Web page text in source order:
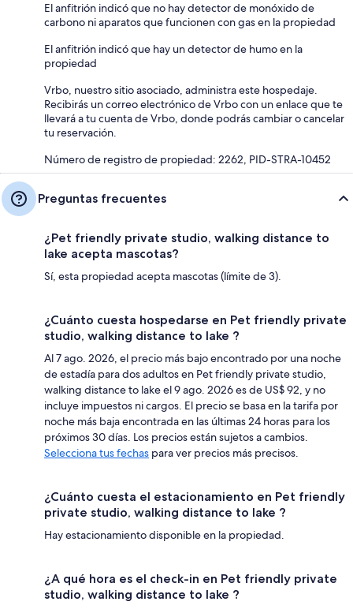
El anfitrión indicó que no hay detector de monóxido de
carbono ni aparatos que funcionen con gas en la propiedad
El anfitrión indicó que hay un detector de humo en la
propiedad
Vrbo, nuestro sitio asociado, administra este hospedaje.
Recibirás un correo electrónico de Vrbo con un enlace que te
llevará a tu cuenta de Vrbo, donde podrás cambiar o cancelar
tu reservación.
Número de registro de propiedad: 2262, PID-STRA-10452
Preguntas frecuentes
¿Pet friendly private studio, walking distance to
lake acepta mascotas?
Sí, esta propiedad acepta mascotas (límite de 3).
¿Cuánto cuesta hospedarse en Pet friendly private
studio, walking distance to lake ?
Al 7 ago. 2026, el precio más bajo encontrado por una noche
de estadía para dos adultos en Pet friendly private studio,
walking distance to lake el 9 ago. 2026 es de US$ 92, y no
incluye impuestos ni cargos. El precio se basa en la tarifa por
noche más baja encontrada en las últimas 24 horas para los
próximos 30 días. Los precios están sujetos a cambios.
Selecciona tus fechas para ver precios más precisos.
¿Cuánto cuesta el estacionamiento en Pet friendly
private studio, walking distance to lake ?
Hay estacionamiento disponible en la propiedad.
¿A qué hora es el check-in en Pet friendly private
studio, walking distance to lake ?